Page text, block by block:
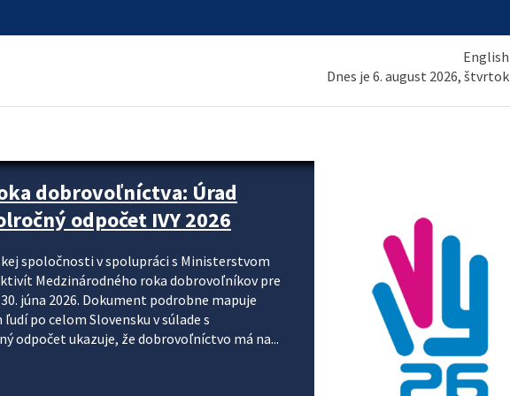
English
Dnes je 6. august 2026, štvrtok
krok za krokom
systému DPH a digitalizácie fakturačných
k tomu, aby sa elektronická faktúra stala
je priniesť jednoduchšie, rýchlejšie a
údajov, znížiť riziko chýb a podporiť
preto nepredstavuje...